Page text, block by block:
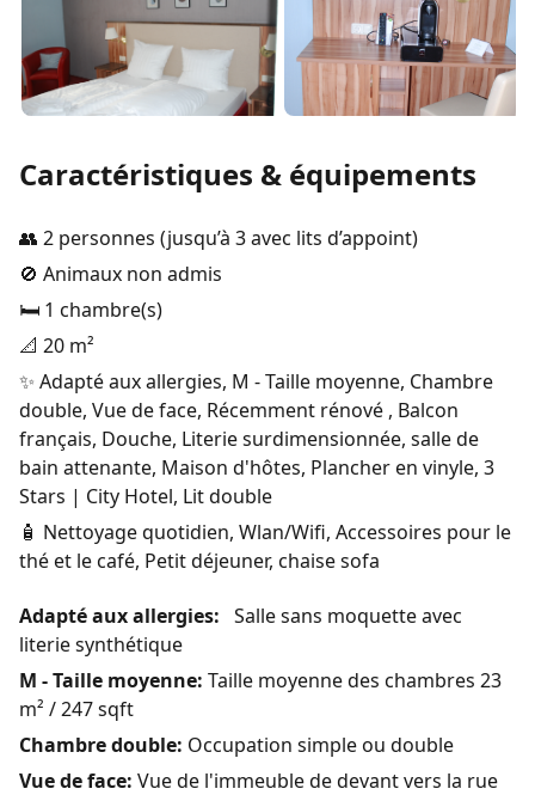
Caractéristiques & équipements
👥 2 personnes (jusqu’à 3 avec lits d’appoint)
🚫 Animaux non admis
🛏️ 1 chambre(s)
📐 20 m²
✨ Adapté aux allergies, M - Taille moyenne, Chambre
double, Vue de face, Récemment rénové , Balcon
français, Douche, Literie surdimensionnée, salle de
bain attenante, Maison d'hôtes, Plancher en vinyle, 3
Stars | City Hotel, Lit double
🧴 Nettoyage quotidien, Wlan/Wifi, Accessoires pour le
thé et le café, Petit déjeuner, chaise sofa
Adapté aux allergies: Salle sans moquette avec
literie synthétique
M - Taille moyenne: Taille moyenne des chambres 23
m² / 247 sqft
Chambre double: Occupation simple ou double
Vue de face: Vue de l'immeuble de devant vers la rue